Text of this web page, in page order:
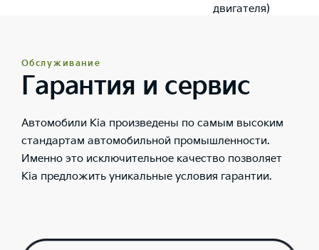
двигателя)
Обслуживание
Гарантия и сервис
Автомобили Kia произведены по самым высоким
стандартам автомобильной промышленности.
Именно это исключительное качество позволяет
Kia предложить уникальные условия гарантии.